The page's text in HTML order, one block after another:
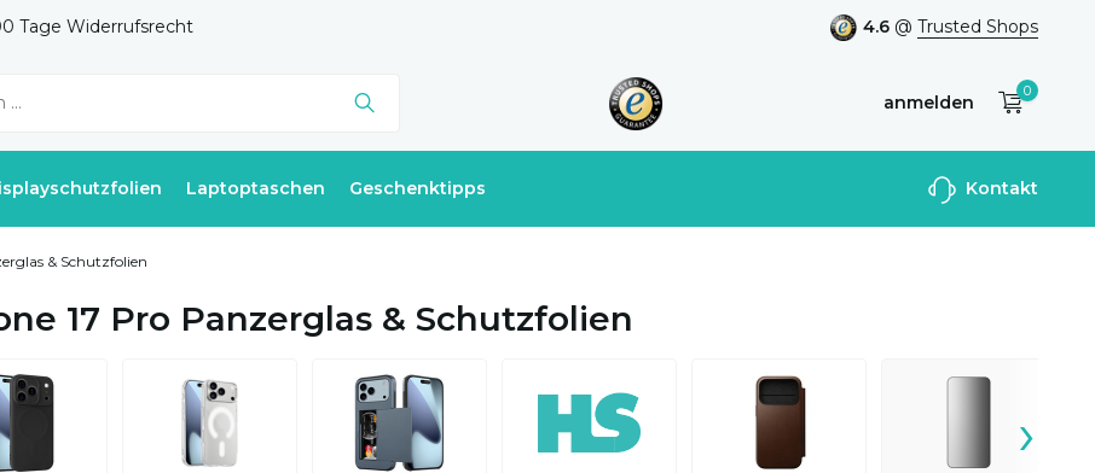
Tage Widerrufsrecht 4.6 @ Trusted Shops
anmelden
Benutzerkonto
0
Laptoptaschen Geschenktipps Kontakt
& Schutzfolien
17 Pro Panzerglas & Schutzfolien
›